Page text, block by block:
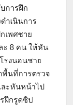
การฝึก
ำเนินการ
เพศชาย
ะ 8 คน ให้หัน
รงนอนชาย
พื้นที่การตรวจ
ะหันหน้าไป
ฝึกรูดซิป